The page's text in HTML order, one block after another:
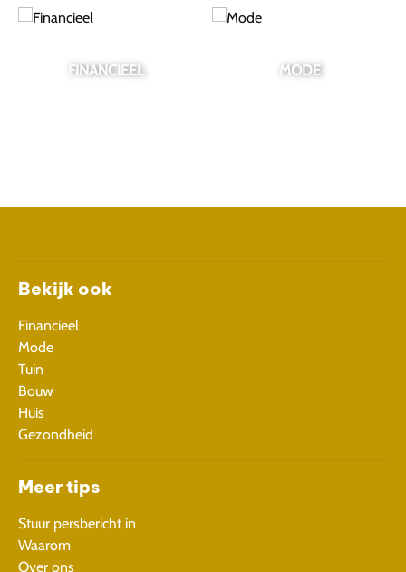
FINANCIEEL MODE
Bekijk ook
Financieel
Mode
Tuin
Bouw
Huis
Gezondheid
Meer tips
Stuur persbericht in
Waarom
Over ons